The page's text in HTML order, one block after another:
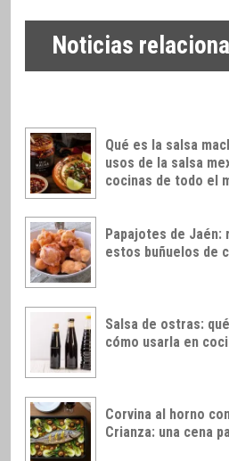
Noticias
Qué es la salsa
usos de la salsa
cocinas de todo el
Papajotes de
estos buñuelos de
Salsa de ostras:
cómo usarla en
Corvina al horno
Crianza: una cena